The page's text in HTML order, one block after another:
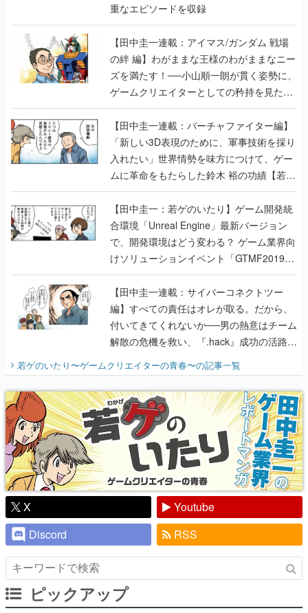
重なエピソードを収録
【田中圭一連載：アイマス/ガンダム 戦場
の絆 編】わがままな王様のわがままなニー
ズを満たす！──小山順一朗が貫く姿勢に、
ゲームクリエイターとしての矜持を見た
【若ゲのいたり最終回】
【田中圭一連載：バーチャファイター編】
「新しい3D表現のために、軍事技術を採り
入れたい」世界情勢を味方につけて、ゲー
ムに革命をもたらした鈴木 裕の功績【若ゲ
のいたり】
【田中圭一：若ゲのいたり】ゲーム開発統
合環境「Unreal Engine」最新バージョン
で、開発環境はどう変わる？ ゲーム業界向
けソリューションイベント「GTMF2019」
に行って、より理解を深めよう【PR】
【田中圭一連載：サイバーコネクトツー
編】すべての責任はオレが取る。だから、
付いてきてくれないか──男の熱意はチーム
解散の危機を救い、『.hack』成功の活路を
開く。業界の快男児・松山 洋に流れる血は
『少年ジャンプ』色だった【若ゲのいた
り】
若ゲのいたり〜ゲームクリエイターの青春〜の記事一覧
X
Youtube
Discord
RSS
ピックアップ